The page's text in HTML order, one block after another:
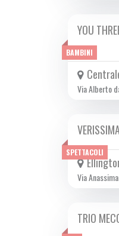
BAMBINI
DA VEN
YOU
Via Alberto
SPETTACOLI
DA SAB
Via
SAB
TRIO